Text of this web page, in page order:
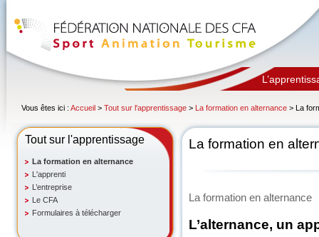
Vous êtes ici : Accueil > Tout sur l'apprentissage > La formation en alternance > La
Tout sur l'apprentissage
La formation en alternance
L'apprenti
L’entreprise
Le CFA
Formulaires à télécharger
La formation en
La formation en alternance
L’alternance, un